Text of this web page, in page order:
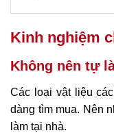
Kinh nghiệm
Không nên tự
Các loại vật liệu
dàng tìm mua. Nên
làm tại nhà.